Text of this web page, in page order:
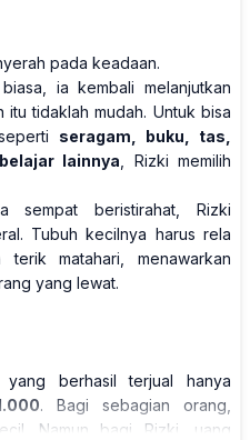
pada keadaan.
ia kembali melanjutkan
itu tidaklah mudah. Untuk bisa
seragam, buku, tas,
lainnya , Rizki memilih
sempat beristirahat, Rizki
Tubuh kecilnya harus rela
matahari, menawarkan
yang lewat.
berhasil terjual hanya
. Bagi sebagian orang,
Namun bagi Rizki, uang